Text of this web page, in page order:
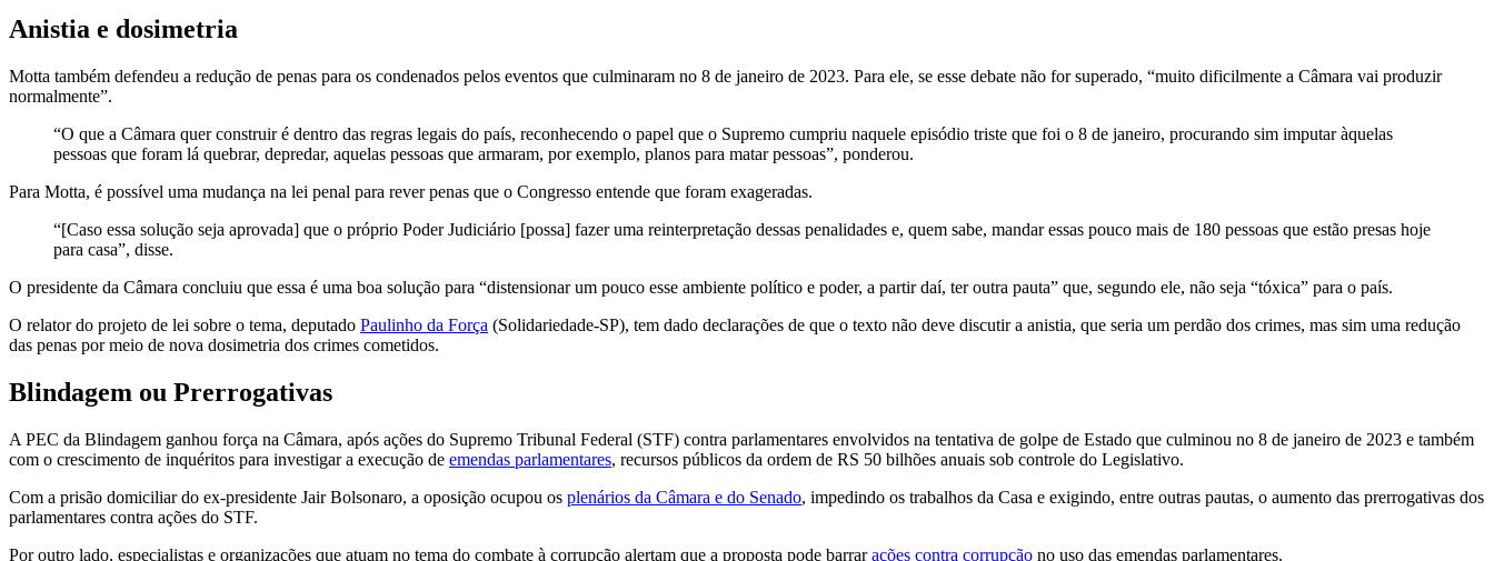
Anistia e dosimetria
Motta também defendeu a redução de penas para os condenados pelos eventos que culminaram no 8 de janeiro de 2023. Para ele, se esse debate não for superado, “muito dificilmente a Câmara vai produzir
normalmente”.
“O que a Câmara quer construir é dentro das regras legais do país, reconhecendo o papel que o Supremo cumpriu naquele episódio triste que foi o 8 de janeiro, procurando sim imputar àquelas
pessoas que foram lá quebrar, depredar, aquelas pessoas que armaram, por exemplo, planos para matar pessoas”, ponderou.
Para Motta, é possível uma mudança na lei penal para rever penas que o Congresso entende que foram exageradas.
“[Caso essa solução seja aprovada] que o próprio Poder Judiciário [possa] fazer uma reinterpretação dessas penalidades e, quem sabe, mandar essas pouco mais de 180 pessoas que estão presas hoje
para casa”, disse.
O presidente da Câmara concluiu que essa é uma boa solução para “distensionar um pouco esse ambiente político e poder, a partir daí, ter outra pauta” que, segundo ele, não seja “tóxica” para o país.
O relator do projeto de lei sobre o tema, deputado Paulinho da Força (Solidariedade-SP), tem dado declarações de que o texto não deve discutir a anistia, que seria um perdão dos crimes, mas sim uma redução
das penas por meio de nova dosimetria dos crimes cometidos.
Blindagem ou Prerrogativas
A PEC da Blindagem ganhou força na Câmara, após ações do Supremo Tribunal Federal (STF) contra parlamentares envolvidos na tentativa de golpe de Estado que culminou no 8 de janeiro de 2023 e também
com o crescimento de inquéritos para investigar a execução de emendas parlamentares, recursos públicos da ordem de RS 50 bilhões anuais sob controle do Legislativo.
Com a prisão domiciliar do ex-presidente Jair Bolsonaro, a oposição ocupou os plenários da Câmara e do Senado, impedindo os trabalhos da Casa e exigindo, entre outras pautas, o aumento das prerrogativas dos
parlamentares contra ações do STF.
Por outro lado, especialistas e organizações que atuam no tema do combate à corrupção alertam que a proposta pode barrarações contra corrupção no uso das emendas parlamentares.